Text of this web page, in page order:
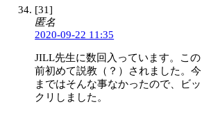
[31]
匿名
2020-09-22 11:35
JILL先生に数回入っています。この
前初めて説教（？）されました。今
まではそんな事なかったので、ビッ
クリしました。